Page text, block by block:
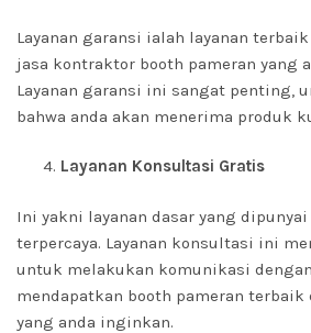
Layanan garansi ialah layanan
jasa kontraktor booth pameran yang
Layanan garansi ini sangat penting,
bahwa anda akan menerima produk
Layanan Konsultasi Gratis
Ini yakni layanan dasar yang
terpercaya. Layanan konsultasi ini
untuk melakukan komunikasi
mendapatkan booth pameran
yang anda inginkan.